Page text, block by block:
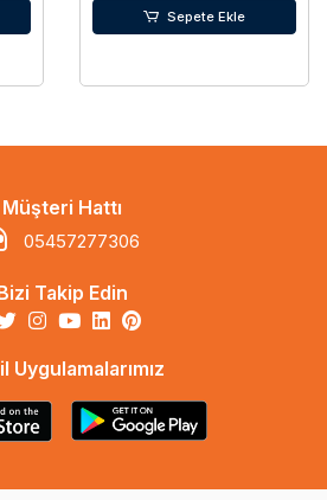
Sepete Ekle
Müşteri Hattı
05457277306
Takip Edin
Uygulamalarımız